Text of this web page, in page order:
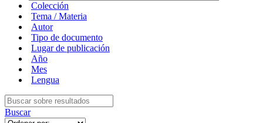
Colección
Tema / Materia
Autor
Tipo de documento
Lugar de publicación
Año
Mes
Lengua
Buscar